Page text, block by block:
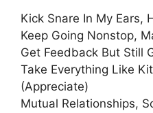
Kick Snare In My Ears,
Keep Going Nonstop,
Get Feedback But Still
Take Everything Like
(Appreciate)
Mutual Relationships,